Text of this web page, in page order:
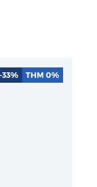
-33% THM 0%